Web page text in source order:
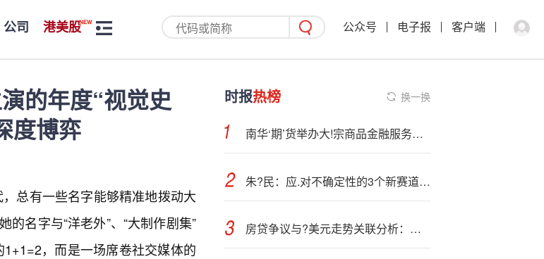
公司 港美股 公众号 电子报 客户端
的年度“视觉史
度博弈
总有一些名字能够精准地拨动大
的名字与“洋老外”、“大制作剧集”
，而是一场席卷社交媒体的
时报热榜 换一换
南华‘期’货举办大!宗商品金融服务创新座谈会
朱?民：应.对不确定性的3个新赛道与3个新动力
房贷争议与?美元走势关联分析：多重主要居所贷款合法边界